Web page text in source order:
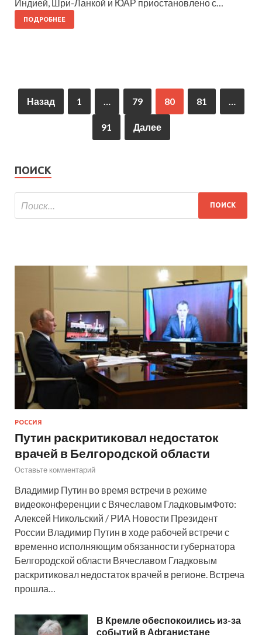
Индией, Шри-Ланкой и ЮАР приостановлено с…
ПОДРОБНЕЕ
Назад 1 79 80 81
91 Далее
ПОИСК
РОССИЯ
Путин раскритиковал недостаток
врачей в Белгородской области
Оставьте комментарий
Владимир Путин во время встречи в режиме
видеоконференции с Вячеславом ГладковымФото:
Алексей Никольский / РИА Новости Президент
России Владимир Путин в ходе рабочей встречи с
временно исполняющим обязанности губернатора
Белгородской области Вячеславом Гладковым
раскритиковал недостаток врачей в регионе. Встреча
прошла…
В Кремле обеспокоились из-за
событий в Афганистане